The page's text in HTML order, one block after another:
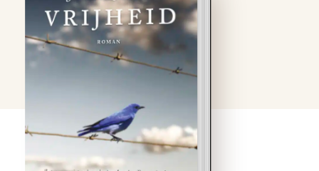
Na 26 jaar bezint Patty
Berglund zich op haar
is niet meer de
sympathieke idealist voor
wie ze jaren geleden als
een blok viel. Hij heeft zich
ontpopt als een